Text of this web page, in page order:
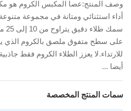
وصف المنتج:عصا المكبس الكروم هو
أداء استثنائي ومتانة في مجموعة
على سطح متفوق ملصق بالكروم الذي
للارتداء.لا يعزز الطلاء الكروم فقط
أيضا ...
سمات المنتج المخصصة